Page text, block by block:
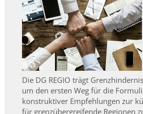
Die DG REGIO trägt
um den ersten Weg für die
konstruktiver Empfehlungen zur
für grenzübergreifende Regionen